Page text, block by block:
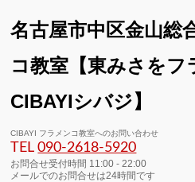
名古屋市中区金山
コ教室【東みさを
CIBAYIシバジ】
CIBAYI フラメンコ教室へのお問い合わせ
TEL090-2618‐5920
お問合せ受付時間 11:00 - 22:00
メールでのお問合せは24時間です
01:00